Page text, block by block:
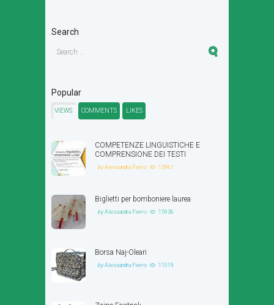
Search
Popular
VIEWS COMMENTS LIKES
COMPETENZE LINGUISTICHE E
COMPRENSIONE DEI TESTI
byAlessandra Fierro 15961
Biglietti per bomboniere laurea
byAlessandra Fierro 15936
Borsa Naj-Oleari
byAlessandra Fierro 11019